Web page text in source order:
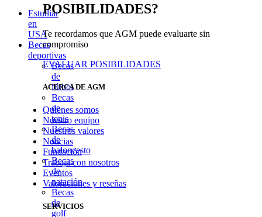
Estudiar
en
USA
Becas
deportivas
Becas
de
fútbol
Becas
de
tenis
Becas
de
baloncesto
Becas
de
natación
Becas
de
golf
POSIBILIDADES?
Te recordamos que AGM puede evaluarte sin
compromiso
EVALUAR POSIBILIDADES
ACERCA DE AGM
Quienes somos
Nuestro equipo
Nuestros valores
Noticias
Fundación
Trabaja con nosotros
Eventos
Valoraciones y reseñas
SERVICIOS